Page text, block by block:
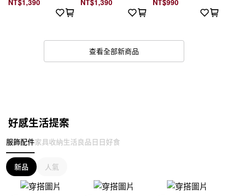
查看全部新商品
好感生活提案
服飾配件家具收納生活良品日日好食
新品 人氣